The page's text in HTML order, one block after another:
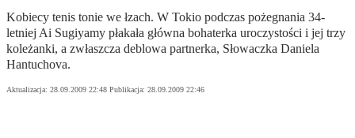
Kobiecy tenis tonie we łzach. W Tokio podczas pożegnania 34-
letniej Ai Sugiyamy płakała główna bohaterka uroczystości i jej trzy
koleżanki, a zwłaszcza deblowa partnerka, Słowaczka Daniela
Hantuchova.
Aktualizacja: 28.09.2009 22:48 Publikacja: 28.09.2009 22:46